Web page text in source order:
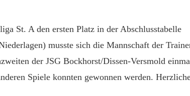
St. A den ersten Platz in der Abschlusstabelle
musste sich die Mannschaft der
der JSG Bockhorst/Dissen-Versmold
Spiele konnten gewonnen werden.